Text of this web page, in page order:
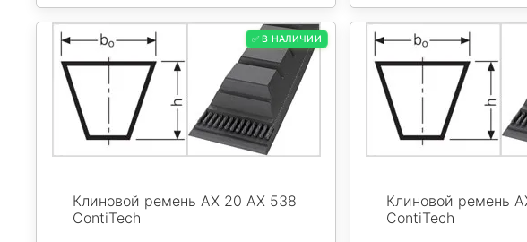
✅ В НАЛИЧИИ
Клиновой ремень AX 20 AX 538
ContiTech
Клиновой ремень
ContiTech